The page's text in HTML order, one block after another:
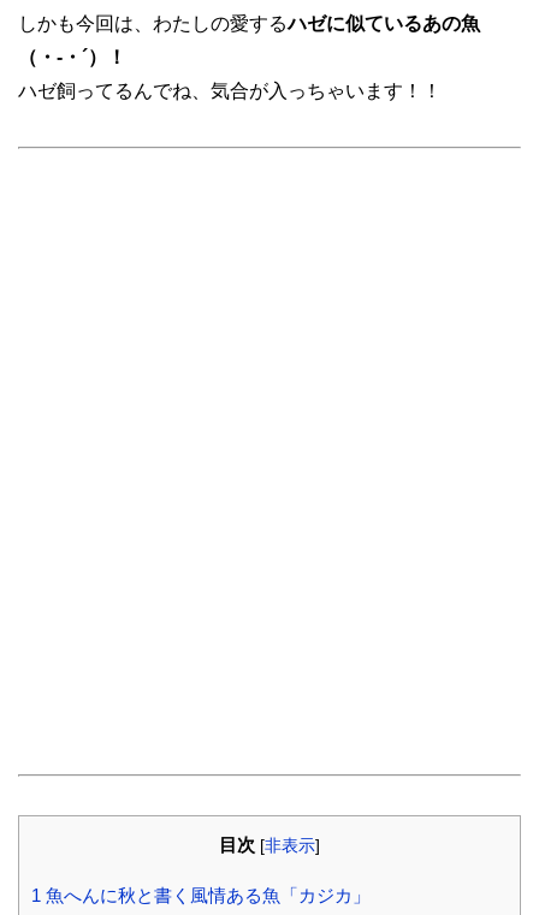
しかも今回は、わたしの愛するハゼに似ているあの魚
（・‐・´）！
ハゼ飼ってるんでね、気合が入っちゃいます！！
目次 [非表示]
1 魚へんに秋と書く風情ある魚「カジカ」